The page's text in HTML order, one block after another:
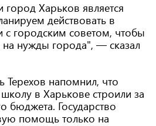
город Харьков является
действовать в
с городским советом, чтобы
на нужды города", — сказал
напомнил, что
в Харькове строили за
бюджета. Государство
помощь только на